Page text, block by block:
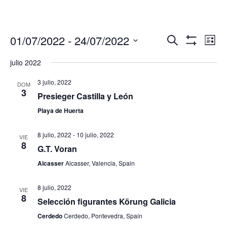
búsqueda
Buscar
de
Lista
01/07/2022 - 24/07/2022
fecha.
julio 2022
DOM
3
3 julio, 2022
Presieger Castilla y León
Playa de Huerta
VIE
8
8 julio, 2022 - 10 julio, 2022
G.T. Voran
AlcasserAlcasser, Valencia, Spain
VIE
8
8 julio, 2022
Selección figurantes Körung Galicia
CerdedoCerdedo, Pontevedra, Spain